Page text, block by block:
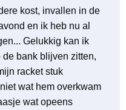
kost, invallen in de
en ik heb nu al
Gelukkig kan ik
bank blijven zitten,
racket stuk
wat hem overkwam
wat opeens